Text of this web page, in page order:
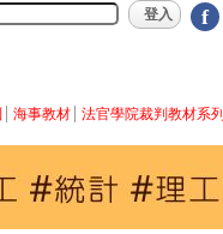
f
海事教材 法官學院裁判教材系列